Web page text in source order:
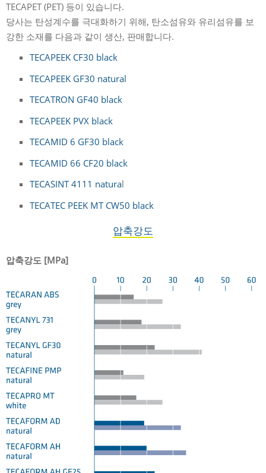
TECAPET (PET) 등이 있습니다.
당사는 탄성계수를 극대화하기 위해, 탄소섬유와 유리섬유를 보
강한 소재를 다음과 같이 생산, 판매합니다.
TECAPEEK CF30 black
TECAPEEK GF30 natural
TECATRON GF40 black
TECAPEEK PVX black
TECAMID 6 GF30 black
TECAMID 66 CF20 black
TECASINT 4111 natural
TECATEC PEEK MT CW50 black
압축강도
압축강도 [MPa]